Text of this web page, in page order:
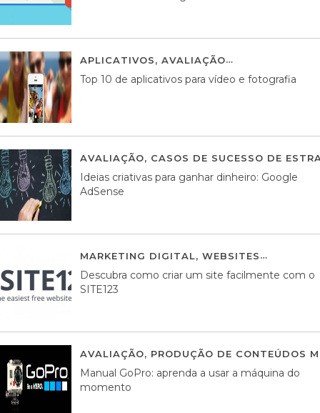
APLICATIVOS, AVALIAÇÃO
Top 10 de aplicativos para vídeo e fotografia
AVALIAÇÃO, CASOS DE SUCESSO DE
Ideias criativas para ganhar dinheiro: Google
AdSense
MARKETING DIGITAL, WEBSITES
Descubra como criar um site facilmente com o
SITE123
AVALIAÇÃO, PRODUÇÃO DE CONTEÚDOS
Manual GoPro: aprenda a usar a máquina do
momento